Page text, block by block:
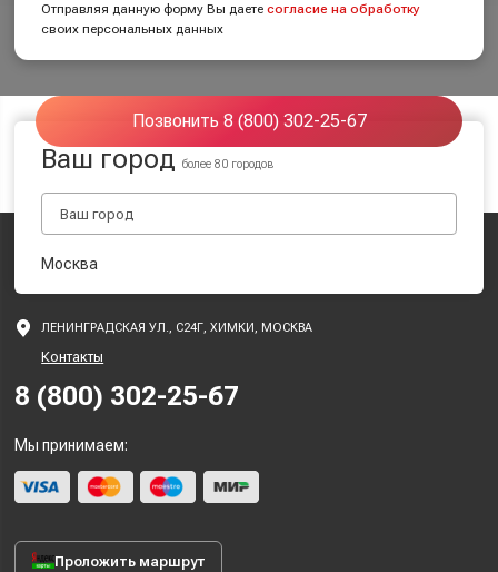
Отправляя данную форму Вы даетесогласие на обработку
своих персональных данных
Позвонить 8 (800) 302-25-67
Ваш городболее 80 городов
Москва
ЛЕНИНГРАДСКАЯ УЛ., С24Г, ХИМКИ, МОСКВА
Контакты
8 (800) 302-25-67
Мы принимаем:
Проложить маршрут